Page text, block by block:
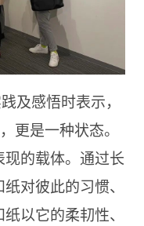
及感悟时表示，
更是一种状态。
的载体。通过长
对彼此的习惯、
以它的柔㓞性、